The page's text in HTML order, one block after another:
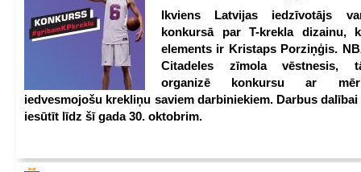
Ikviens Latvijas iedzīvotājs
konkursā par T-krekla dizainu,
elements ir Kristaps Porziņģis.
Citadeles zīmola vēstnesis,
organizē konkursu ar
iedvesmojošu krekliņu saviem darbiniekiem. Darbus
iesūtīt līdz šī gada 30. oktobrim.